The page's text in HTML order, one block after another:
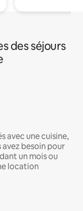
des séjours
avec une cuisine,
besoin pour
un mois ou
location